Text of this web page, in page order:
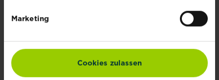
Marketing
Cookies zulassen
INSPIRATION & RATGEBER